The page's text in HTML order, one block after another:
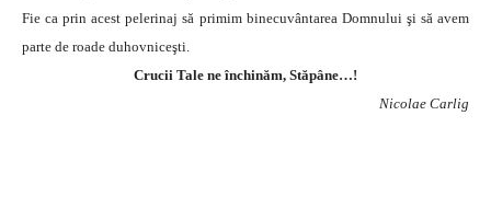
Fie ca prin acest pelerinaj să primim binecuvântarea Domnului şi să avem
parte de roade duhovniceşti.
Crucii Tale ne închinăm, Stăpâne…!
Nicolae Carlig